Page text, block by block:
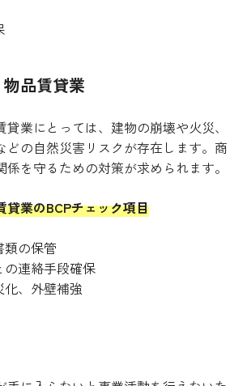
品賃貸業
業にとっては、建物の崩壊や火災、
どの自然災害リスクが存在します。商
を守るための対策が求められます。
貸業のBCPチェック項目
の保管
連絡手段確保
、外壁補強